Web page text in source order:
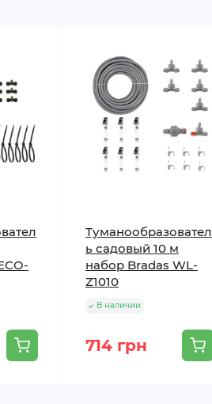
Туманообразовател
ь садовый 10 м
набор Bradas WL-
Z1010
В наличии
714 грн